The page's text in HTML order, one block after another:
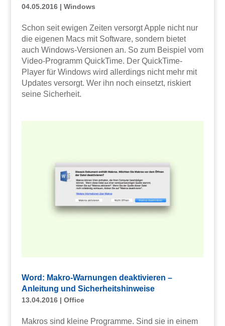
04.05.2016| Windows
Schon seit ewigen Zeiten versorgt Apple nicht nur
die eigenen Macs mit Software, sondern bietet
auch Windows-Versionen an. So zum Beispiel vom
Video-Programm QuickTime. Der QuickTime-
Player für Windows wird allerdings nicht mehr mit
Updates versorgt. Wer ihn noch einsetzt, riskiert
seine Sicherheit.
Word: Makro-Warnungen deaktivieren –
Anleitung und Sicherheitshinweise
13.04.2016| Office
Makros sind kleine Programme. Sind sie in einem